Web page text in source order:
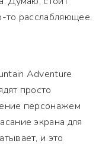
то расслабляющее.
Adventure
просто
персонажем
экрана для
и это